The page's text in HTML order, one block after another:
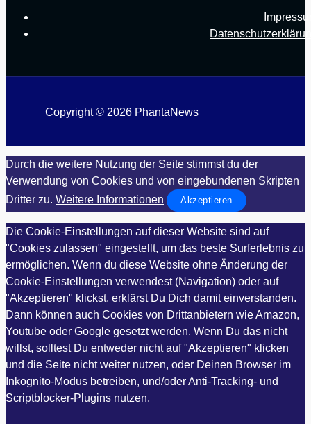
Copyright © 2026 PhantaNews
Durch die weitere Nutzung der Seite stimmst du der
Verwendung von Cookies und von eingebundenen Skripten
Dritter zu. Weitere Informationen Akzeptieren
Die Cookie-Einstellungen auf dieser Website sind auf
"Cookies zulassen" eingestellt, um das beste Surferlebnis zu
ermöglichen. Wenn du diese Website ohne Änderung der
Cookie-Einstellungen verwendest (Navigation) oder auf
"Akzeptieren" klickst, erklärst Du Dich damit einverstanden.
Dann können auch Cookies von Drittanbietern wie Amazon,
Youtube oder Google gesetzt werden. Wenn Du das nicht
willst, solltest Du entweder nicht auf "Akzeptieren" klicken
und die Seite nicht weiter nutzen, oder Deinen Browser im
Inkognito-Modus betreiben, und/oder Anti-Tracking- und
Scriptblocker-Plugins nutzen.